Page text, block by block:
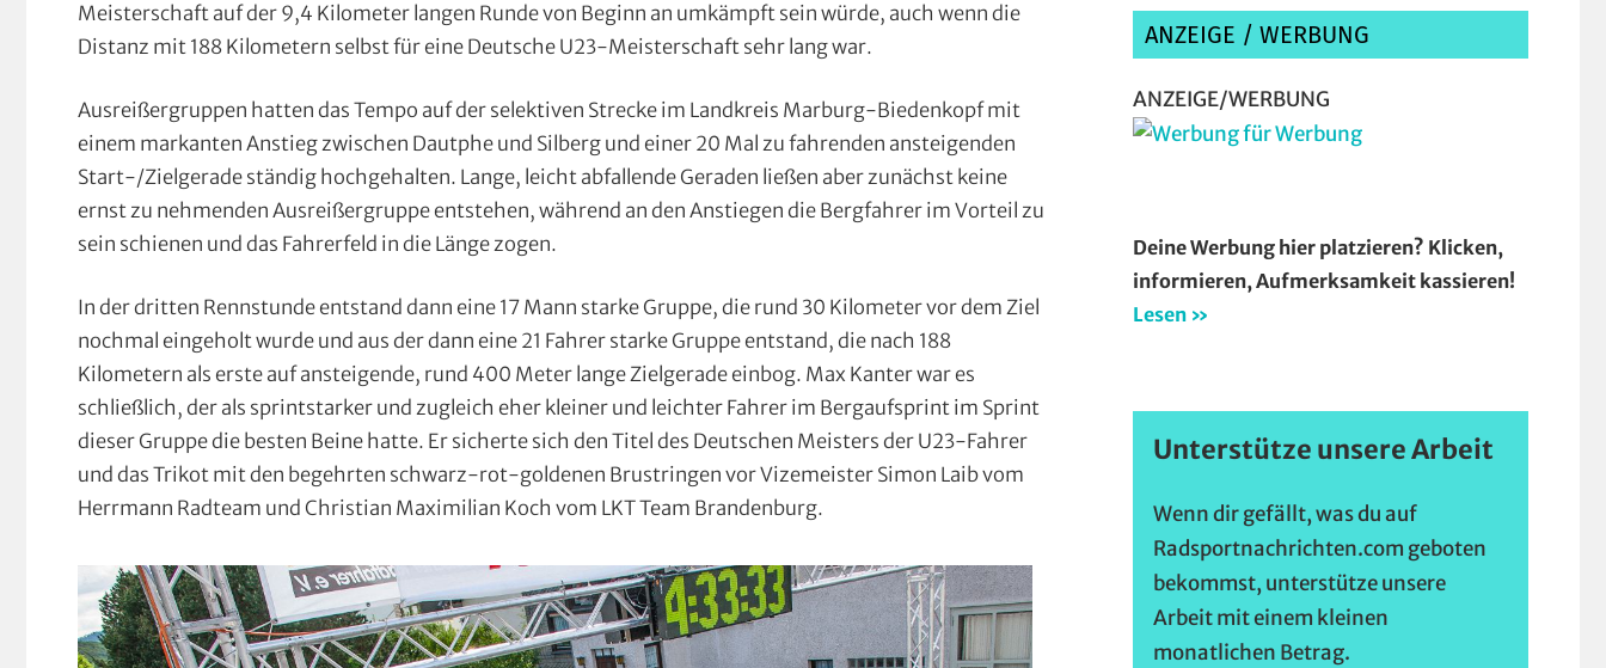
Meisterschaft auf der 9,4 Kilometer langen Runde von Beginn an umkämpft sein würde, auch wenn die
Distanz mit 188 Kilometern selbst für eine Deutsche U23-Meisterschaft sehr lang war.
Ausreißergruppen hatten das Tempo auf der selektiven Strecke im Landkreis Marburg-Biedenkopf mit
einem markanten Anstieg zwischen Dautphe und Silberg und einer 20 Mal zu fahrenden ansteigenden
Start-/Zielgerade ständig hochgehalten. Lange, leicht abfallende Geraden ließen aber zunächst keine
ernst zu nehmenden Ausreißergruppe entstehen, während an den Anstiegen die Bergfahrer im Vorteil zu
sein schienen und das Fahrerfeld in die Länge zogen.
In der dritten Rennstunde entstand dann eine 17 Mann starke Gruppe, die rund 30 Kilometer vor dem Ziel
nochmal eingeholt wurde und aus der dann eine 21 Fahrer starke Gruppe entstand, die nach 188
Kilometern als erste auf ansteigende, rund 400 Meter lange Zielgerade einbog. Max Kanter war es
schließlich, der als sprintstarker und zugleich eher kleiner und leichter Fahrer im Bergaufsprint im Sprint
dieser Gruppe die besten Beine hatte. Er sicherte sich den Titel des Deutschen Meisters der U23-Fahrer
und das Trikot mit den begehrten schwarz-rot-goldenen Brustringen vor Vizemeister Simon Laib vom
Herrmann Radteam und Christian Maximilian Koch vom LKT Team Brandenburg.
ANZEIGE / WERBUNG
ANZEIGE/WERBUNG
Deine Werbung hier platzieren? Klicken,
informieren, Aufmerksamkeit kassieren!
Lesen »
Unterstütze unsere Arbeit
Wenn dir gefällt, was du auf
Radsportnachrichten.com geboten
bekommst, unterstütze unsere
Arbeit mit einem kleinen
monatlichen Betrag.